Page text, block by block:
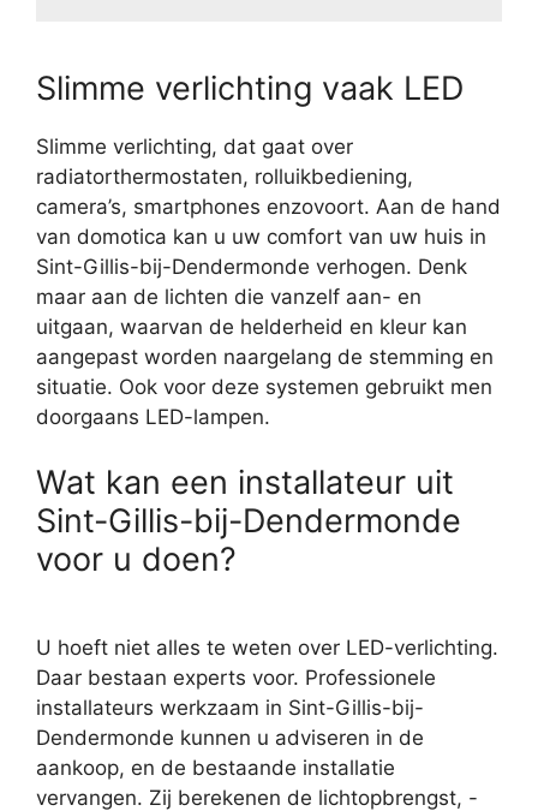
Slimme verlichting vaak LED
Slimme verlichting, dat gaat over
radiatorthermostaten, rolluikbediening,
camera’s, smartphones enzovoort. Aan de hand
van domotica kan u uw comfort van uw huis in
Sint-Gillis-bij-Dendermonde verhogen. Denk
maar aan de lichten die vanzelf aan- en
uitgaan, waarvan de helderheid en kleur kan
aangepast worden naargelang de stemming en
situatie. Ook voor deze systemen gebruikt men
doorgaans LED-lampen.
Wat kan een installateur uit
Sint-Gillis-bij-Dendermonde
voor u doen?
U hoeft niet alles te weten over LED-verlichting.
Daar bestaan experts voor. Professionele
installateurs werkzaam in Sint-Gillis-bij-
Dendermonde kunnen u adviseren in de
aankoop, en de bestaande installatie
vervangen. Zij berekenen de lichtopbrengst, -